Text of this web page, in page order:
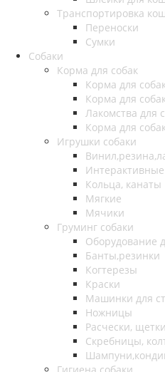
Транспортировка
Переноски
Сумки
Собаки
Корма для собак
Корма для
Корма для
Лакомства для
Корма для
Игрушки собаки
Интерактивные
Кольца, канаты
Мягкие
Мячики
Груминг собаки
Оборудование
Банты,резинки
Когтерезы
Краски
Машинки для
Ножницы
Расчески,
Скребницы,